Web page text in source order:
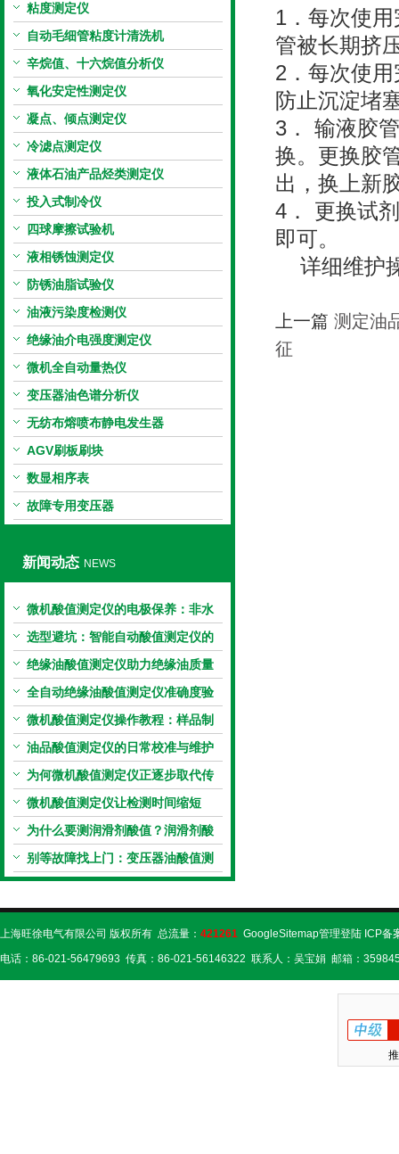
粘度测定仪
自动毛细管粘度计清洗机
辛烷值、十六烷值分析仪
氧化安定性测定仪
凝点、倾点测定仪
冷滤点测定仪
液体石油产品烃类测定仪
投入式制冷仪
四球摩擦试验机
液相锈蚀测定仪
防锈油脂试验仪
油液污染度检测仪
绝缘油介电强度测定仪
微机全自动量热仪
变压器油色谱分析仪
无纺布熔喷布静电发生器
AGV刷板刷块
数显相序表
故障专用变压器
新闻动态 NEWS
微机酸值测定仪的电极保养：非水
电极的清洗与活化方法
选型避坑：智能自动酸值测定仪的
加热功率与萃取时间关系
绝缘油酸值测定仪助力绝缘油质量
把控，降低设备故障
全自动绝缘油酸值测定仪准确度验
证：标准物质标定步骤
微机酸值测定仪操作教程：样品制
备、参数设置与结果解读
油品酸值测定仪的日常校准与维护
流程
为何微机酸值测定仪正逐步取代传
统手动滴定法？
微机酸值测定仪让检测时间缩短
50%
为什么要测润滑剂酸值？润滑剂酸
值测定法告诉你答案
别等故障找上门：变压器油酸值测
试仪的预警功能
1．每次使
管被长期挤
2．每次使
防止沉淀堵
3． 输液胶
换。更换胶
出，换上新
4． 更换试
即可。
详细维护
上一篇 测定油
征
上海旺徐电气有限公司 版权所有 总流量： 421261 GoogleSitemap管理登陆 ICP备
电话：86-021-56479693 传真：86-021-56146322 联系人：吴宝娟 邮箱：